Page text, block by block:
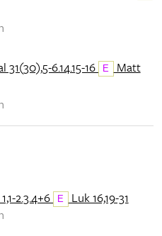
31(30),5-6.14.15-16 E Matt
2.3.4+6 E
Luk 16,19-31